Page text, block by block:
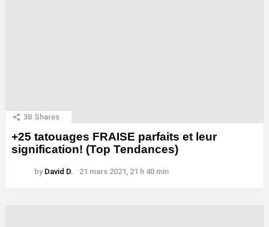
38 Shares
+25 tatouages ​​FRAISE parfaits et leur
signification! (Top Tendances)
by David D. 21 mars 2021, 21 h 40 min